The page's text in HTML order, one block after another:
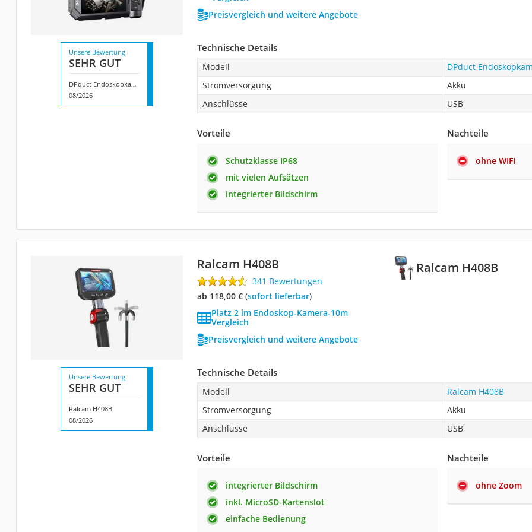
Preisvergleich und weitere Angebote
Unsere Bewertung
SEHR GUT
DPduct Endoskopkamera
08/2026
Technische Details
Modell
DPduct
Stromversorgung
Akku
Anschlüsse
USB
Vorteile
Schutzklasse IP68
mit vielen Aufsätzen
integrierter Bildschirm
Nachteile
ohne WIFI
Ralcam H408B
Ralcam H408B
341 Bewertungen
ab 118,00 €( Sofort lieferbar)
Platz 2 im Endoskop-Kamera-10m
Vergleich
Preisvergleich und weitere Angebote
Unsere Bewertung
SEHR GUT
Ralcam H408B
08/2026
Technische Details
Modell
Ralcam H408B
Stromversorgung
Akku
Anschlüsse
USB
Vorteile
integrierter Bildschirm
inkl. MicroSD-Kartenslot
einfache Bedienung
Nachteile
ohne Zoom